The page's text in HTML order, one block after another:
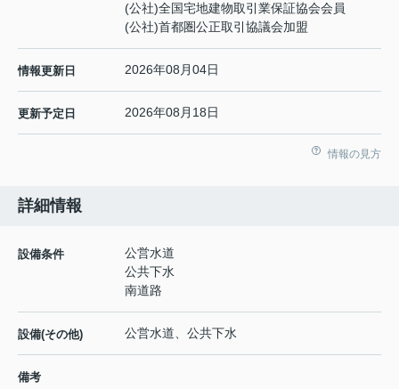
(公社)全国宅地建物取引業保証協会会員
(公社)首都圏公正取引協議会加盟
情報更新日 2026年08月04日
更新予定日 2026年08月18日
情報の見方
詳細情報
設備条件
公営水道
公共下水
南道路
設備(その他) 公営水道、公共下水
備考